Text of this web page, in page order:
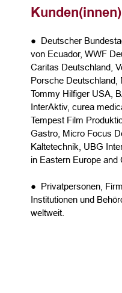
Kunden(innen)
● Deutscher
von Ecuador, WWF
Caritas Deutschland,
Porsche Deutschland,
Tommy Hilfiger USA,
InterAktiv, curea
Tempest Film
Gastro, Micro Focus
Kältetechnik, UBG
in Eastern Europe and
● Privatpersonen,
Institutionen und
weltweit.